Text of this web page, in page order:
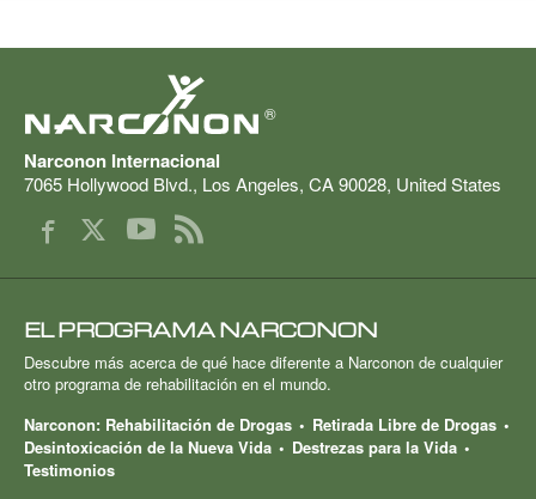
®
Narconon Internacional
7065 Hollywood Blvd., Los Angeles, CA90028, United States
EL PROGRAMA NARCONON
Descubre más acerca de qué hace diferente a Narconon de cualquier
otro programa de rehabilitación en el mundo.
Narconon: Rehabilitación de Drogas
Retirada Libre de Drogas
Desintoxicación de la Nueva Vida
Destrezas para la Vida
Testimonios